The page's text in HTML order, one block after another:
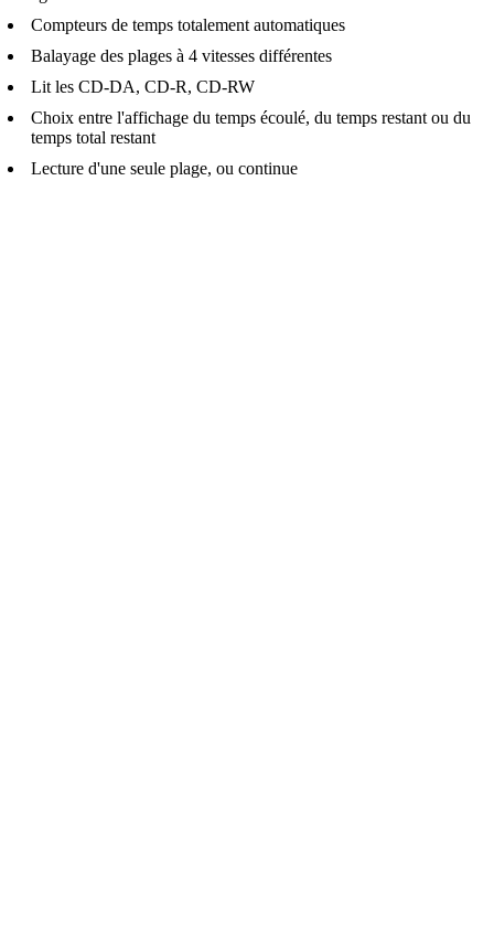
Compteurs de temps totalement automatiques
Balayage des plages à 4 vitesses différentes
Lit les CD-DA, CD-R, CD-RW
Choix entre l'affichage du temps écoulé, du temps restant ou du
temps total restant
Lecture d'une seule plage, ou continue